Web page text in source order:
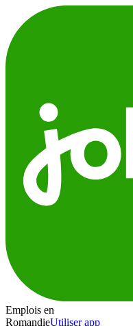
Emplois en
RomandieUtiliser app